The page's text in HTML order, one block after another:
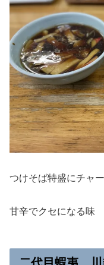
つけそば特盛にチャ
甘辛でクセになる味